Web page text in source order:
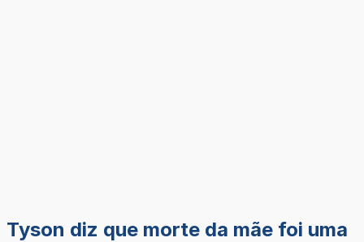
Tyson diz que morte da mãe foi uma